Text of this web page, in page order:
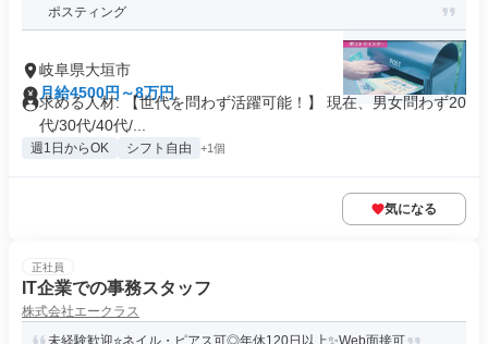
ポスティング
岐阜県大垣市
月給4500円～8万円
求める人材: 【世代を問わず活躍可能！】 現在、男女問わず20
代/30代/40代/...
週1日からOK シフト自由 +1個
気になる
正社員
IT企業での事務スタッフ
株式会社エークラス
未経験歓迎⭐ネイル・ピアス可◎年休120日以上✨Web面接可